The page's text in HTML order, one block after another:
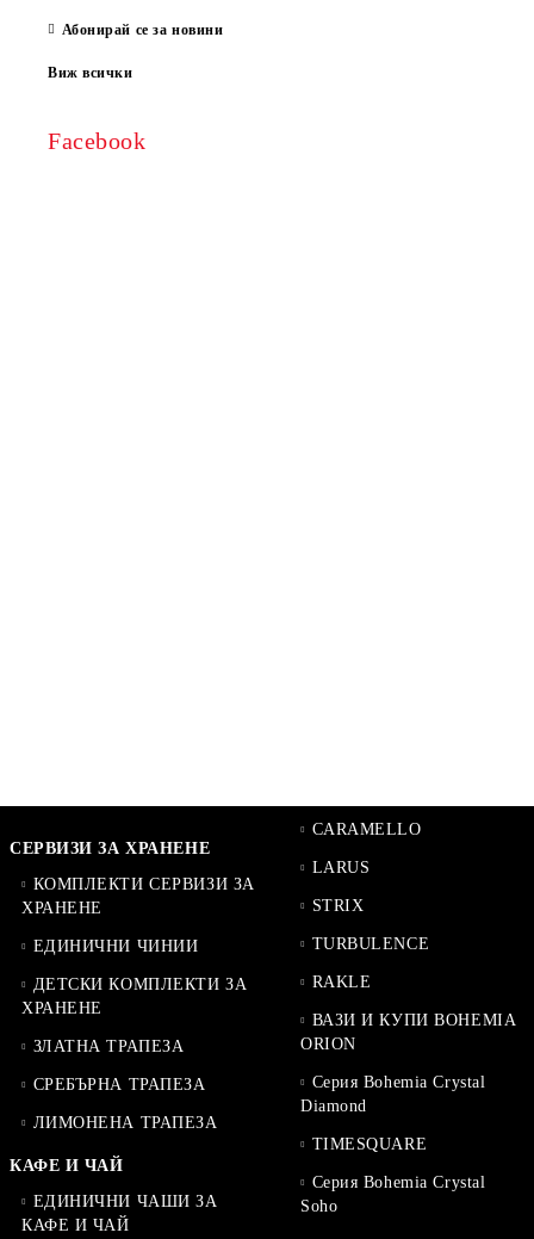
Абонирай се за новини
Виж всички
Facebook
СЕРВИЗИ ЗА ХРАНЕНЕ
КОМПЛЕКТИ СЕРВИЗИ ЗА
ХРАНЕНЕ
ЕДИНИЧНИ ЧИНИИ
ДЕТСКИ КОМПЛЕКТИ ЗА
ХРАНЕНЕ
ЗЛАТНА ТРАПЕЗА
СРЕБЪРНА ТРАПЕЗА
ЛИМОНЕНА ТРАПЕЗА
КАФЕ И ЧАЙ
ЕДИНИЧНИ ЧАШИ ЗА
КАФЕ И ЧАЙ
CARAMELLO
LARUS
STRIX
TURBULENCE
RAKLE
ВАЗИ И КУПИ BOHEMIA
ORION
Серия Bohemia Crystal
Diamond
TIMESQUARE
Серия Bohemia Crystal
Soho